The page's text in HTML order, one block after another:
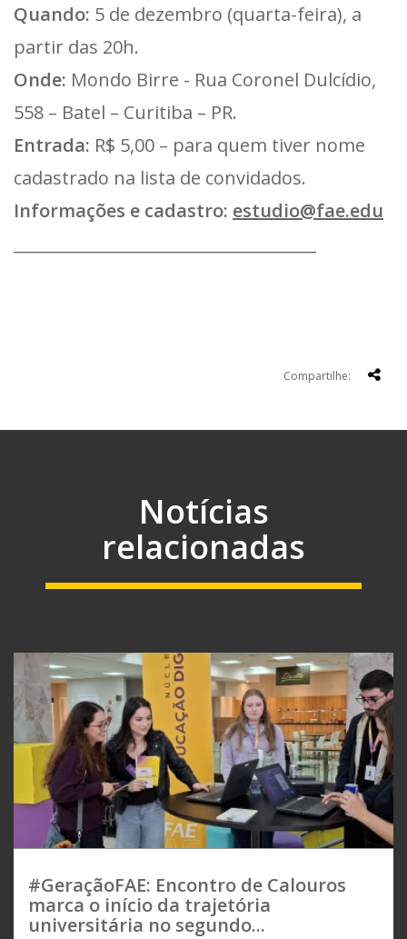
Quando: 5 de dezembro (quarta-feira), a
partir das 20h.
Onde: Mondo Birre - Rua Coronel Dulcídio,
558 – Batel – Curitiba – PR.
Entrada: R$ 5,00 – para quem tiver nome
cadastrado na lista de convidados.
Informações e cadastro: estudio@fae.edu
Compartilhe:
Notícias
relacionadas
#GeraçãoFAE: Encontro de Calouros
marca o início da trajetória
universitária no segundo...